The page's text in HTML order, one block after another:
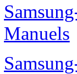
Manuels